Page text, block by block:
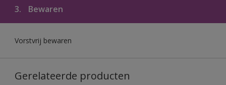
3. Bewaren
Vorstvrij bewaren
Gerelateerde producten